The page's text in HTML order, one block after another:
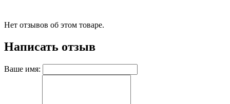
Нет отзывов об этом товаре.
Написать отзыв
Ваше имя: